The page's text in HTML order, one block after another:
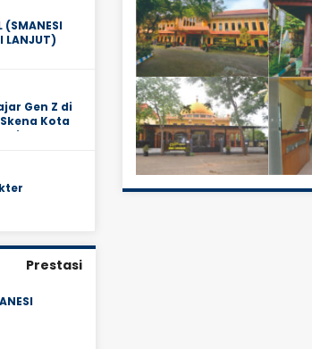
(SMANESI
LANJUT)
Gen Z di
Kota
Ruang
Prestasi